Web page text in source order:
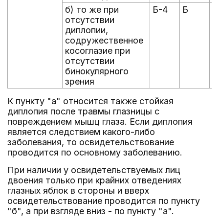
б) то же при
отсутствии
диплопии,
содружественное
косоглазие при
отсутствии
бинокулярного
зрения
Б-4 Б
К пункту "а" относится также стойкая
диплопия после травмы глазницы с
повреждением мышц глаза. Если диплопия
является следствием какого-либо
заболевания, то освидетельствование
проводится по основному заболеванию.
При наличии у освидетельствуемых лиц
двоения только при крайних отведениях
глазных яблок в стороны и вверх
освидетельствование проводится по пункту
"б", а при взгляде вниз - по пункту "а".